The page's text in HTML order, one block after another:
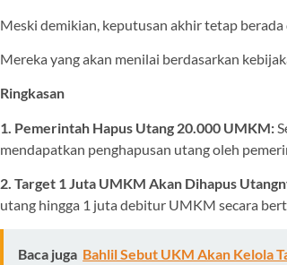
Meski demikian, keputusan akhir tetap berada
Mereka yang akan menilai berdasarkan
Ringkasan
1. Pemerintah Hapus Utang 20.000 UMKM:
mendapatkan penghapusan utang oleh
2. Target 1 Juta UMKM Akan Dihapus
utang hingga 1 juta debitur UMKM secara
Baca juga Bahlil Sebut UKM Akan Kelola